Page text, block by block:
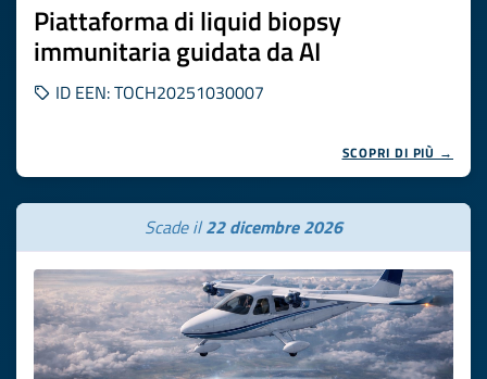
Piattaforma di liquid biopsy
immunitaria guidata da AI
ID EEN: TOCH20251030007
SCOPRI DI PIÙ →
Scade il22 dicembre 2026